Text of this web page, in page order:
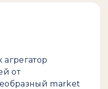
от
market